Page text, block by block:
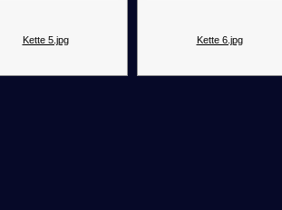
Kette 5.jpg Kette 6.jpg